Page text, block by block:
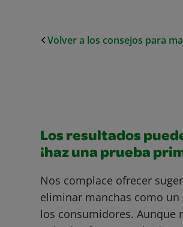
Volver a los consejos para
Los resultados
¡haz una prueba
Nos complace ofrecer
eliminar manchas como un
los consumidores. Aunque